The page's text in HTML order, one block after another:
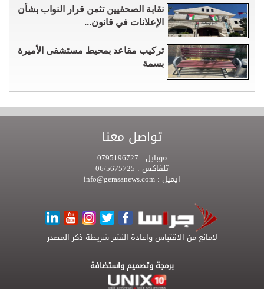
نقابة الصحفيين تثمن قرار النواب بشأن
الإعلانات في قانون...
تركيب مقاعد بمحيط مستشفى الأميرة
بسمة
تواصل معنا
موبايل :
تلفاكس :
ايميل :
لامانع من الاقتباس واعادة النشر شريطة ذكر المصدر
برمجة وتصميم واستضافة